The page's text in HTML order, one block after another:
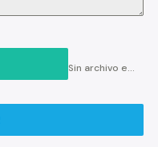
Sin archivo elegido